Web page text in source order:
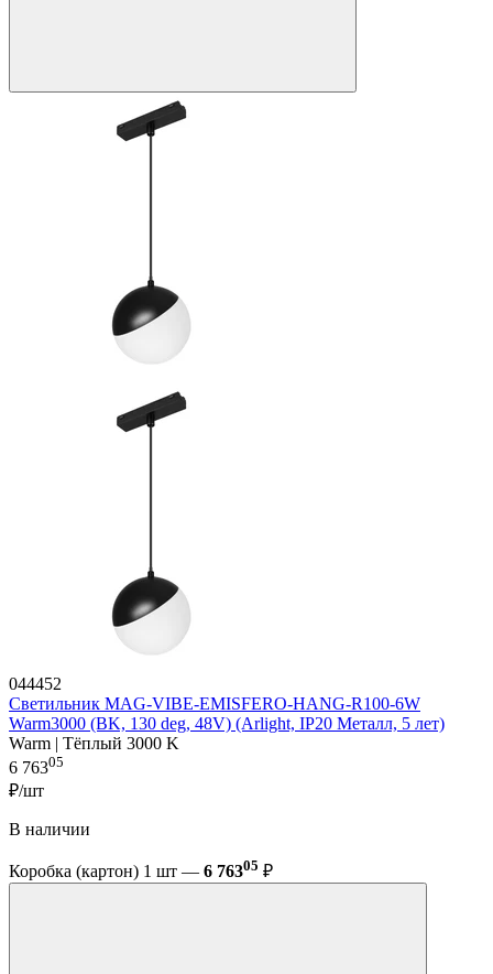
044452
Светильник MAG-VIBE-EMISFERO-HANG-R100-6W
Warm3000 (BK, 130 deg, 48V) (Arlight, IP20 Металл, 5 лет)
Warm | Тёплый 3000 K
6 76305
₽/шт
В наличии
Коробка (картон) 1 шт — 6 76305 ₽